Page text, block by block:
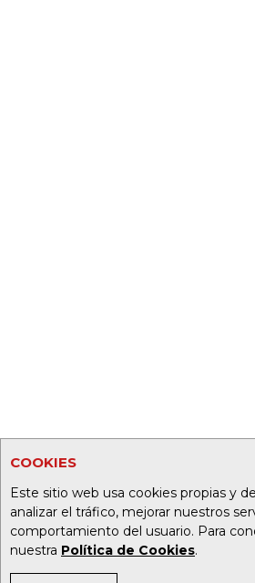
COOKIES
Este sitio web usa cookies propias y
analizar el tráfico, mejorar nuestros
comportamiento del usuario. Para
nuestra Política de Cookies.